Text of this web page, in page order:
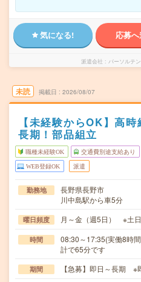
気になる! 応募
派遣会社 パーソルテ
未読 掲載日 2026/08/07
【未経験からOK】高
長期！部品組立
職種未経験OK 交通費別途支給あり
WEB登録OK 派遣
勤務地
長野県長野市
川中島駅から車5分
曜日頻度 月～金（週5日） ※土
時間
08:30～17:35(実働8時
計で65分です
期間 【急募】即日～長期 ※